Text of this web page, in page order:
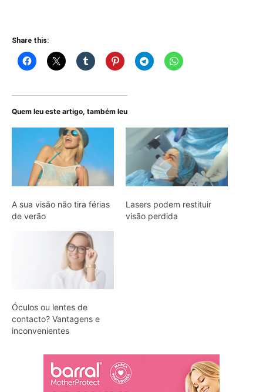
Share this:
Quem leu este artigo, também leu
A sua visão não tira férias
de verão
Lasers podem restituir
visão perdida
Óculos ou lentes de
contacto? Vantagens e
inconvenientes